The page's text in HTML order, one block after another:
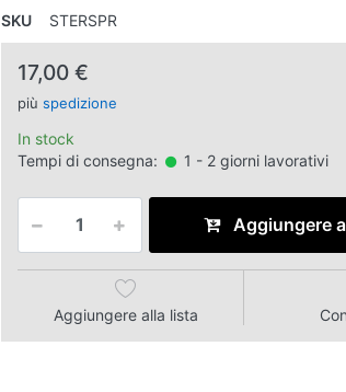
SKU
STERSPR
17,00 €
più spedizione
In stock
Tempi di consegna:
1 - 2 giorni lavorativi
Aggiungere
Aggiungere alla lista